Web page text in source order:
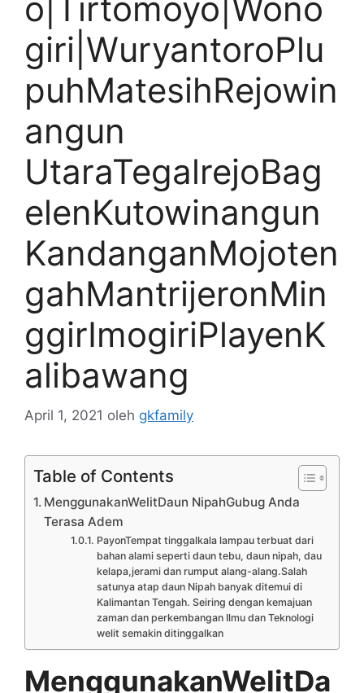
o|Tirtomoyo|Wono
giri|WuryantoroPlu
puhMatesihRejowin
angun
UtaraTegalrejoBag
elenKutowinangun
KandanganMojoten
gahMantrijeronMin
ggirImogiriPlayenK
alibawang
April 1, 2021 oleh gkfamily
Table of Contents
MenggunakanWelitDaun NipahGubug Anda
Terasa Adem
PayonTempat tinggalkala lampau terbuat dari
bahan alami seperti daun tebu, daun nipah, dau
kelapa,jerami dan rumput alang-alang.Salah
satunya atap daun Nipah banyak ditemui di
Kalimantan Tengah. Seiring dengan kemajuan
zaman dan perkembangan Ilmu dan Teknologi
welit semakin ditinggalkan
MenggunakanWelitDa